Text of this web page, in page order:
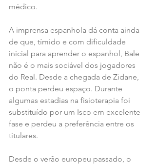
médico.
A imprensa espanhola dá conta ainda
de que, tímido e com dificuldade
inicial para aprender o espanhol, Bale
não é o mais sociável dos jogadores
do Real. Desde a chegada de Zidane,
o ponta perdeu espaço. Durante
algumas estadias na fisioterapia foi
substituído por um Isco em excelente
fase e perdeu a preferência entre os
titulares.
Desde o verão europeu passado, o